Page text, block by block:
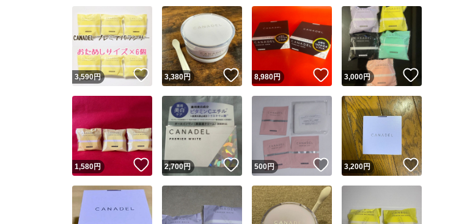
3,590円 いいね！
3,380円 いいね！
8,980円 いいね！
3,000円
1,580円 いいね！
2,700円 いいね！
500円 いいね！
3,200円 いいね！